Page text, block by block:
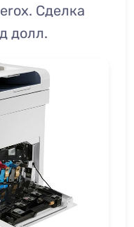
Сделка
долл.